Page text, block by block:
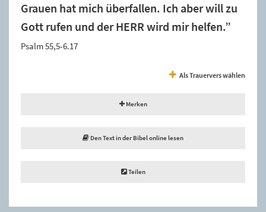
Grauen hat mich überfallen. Ich aber will zu
Gott rufen und der HERR wird mir helfen.”
Psalm 55,5-6.17
Als Trauervers wählen
Merken
Den Text in der Bibel online lesen
Teilen